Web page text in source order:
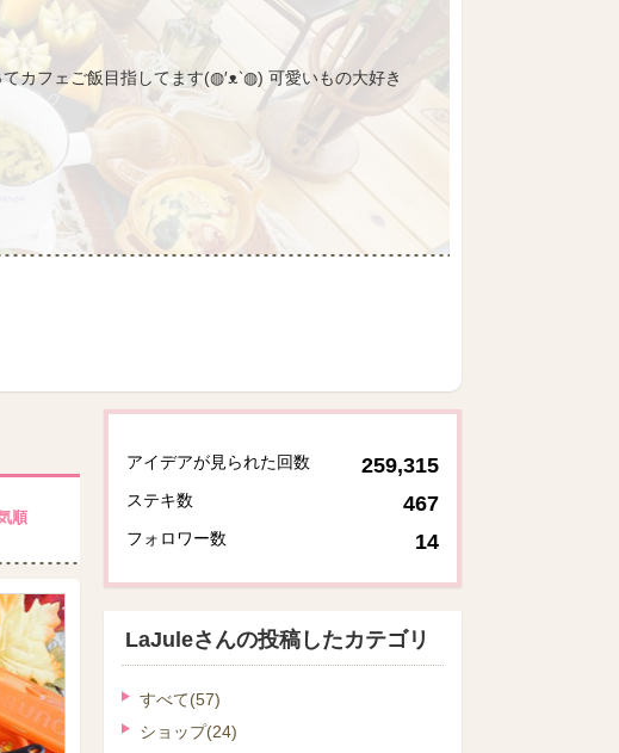
カフェご飯目指してます(◍′ᴥ‵◍) 可愛いもの大好き
順
アイデアが見られた回数 259,315
ステキ数 467
フォロワー数 14
LaJuleさんの投稿したカテゴリ
すべて(57)
ショップ(24)